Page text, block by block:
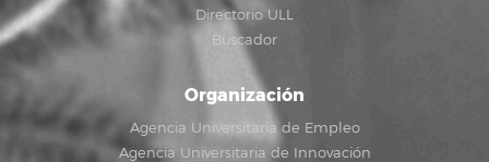
Directorio ULL
Buscador
Organización
Agencia Universitaria de Empleo
Agencia Universitaria de Innovación